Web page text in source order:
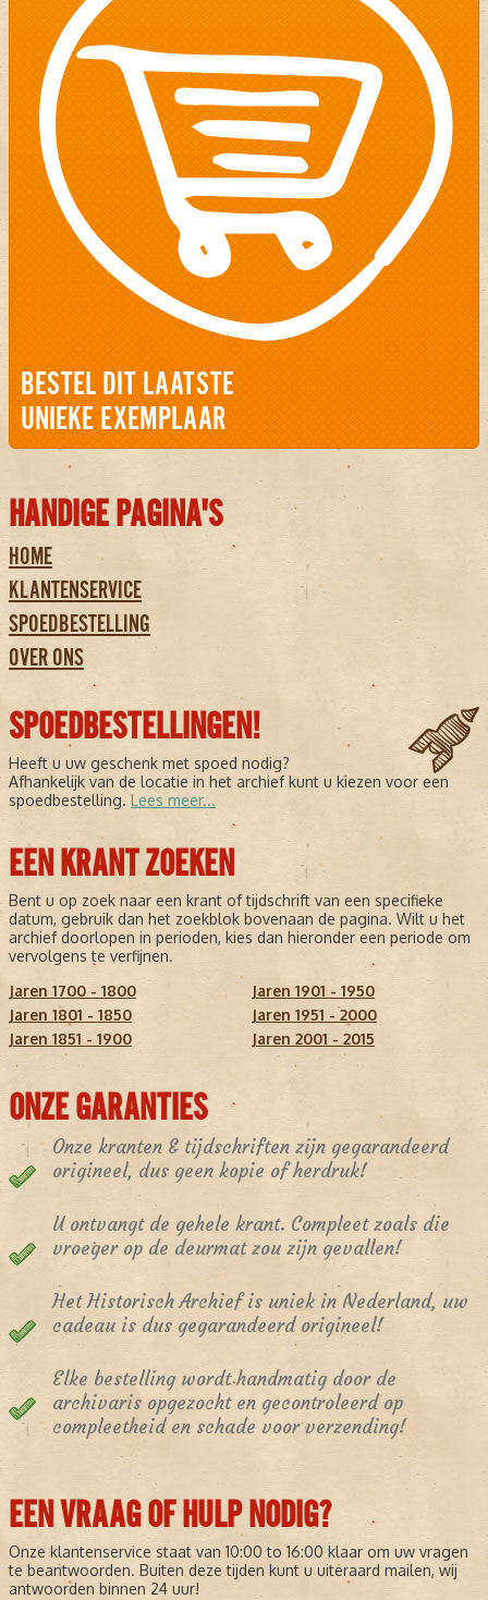
BESTEL DIT LAATSTE
UNIEKE EXEMPLAAR
HANDIGE PAGINA'S
HOME
KLANTENSERVICE
SPOEDBESTELLING
OVER ONS
SPOEDBESTELLINGEN!
Heeft u uw geschenk met spoed nodig?
Afhankelijk van de locatie in het archief kunt u kiezen voor een
spoedbestelling. Lees meer...
EEN KRANT ZOEKEN
Bent u op zoek naar een krant of tijdschrift van een specifieke
datum, gebruik dan het zoekblok bovenaan de pagina. Wilt u het
archief doorlopen in perioden, kies dan hieronder een periode om
vervolgens te verfijnen.
Jaren 1700 - 1800
Jaren 1801 - 1850
Jaren 1851 - 1900
Jaren 1901 - 1950
Jaren 1951 - 2000
Jaren 2001 - 2015
ONZE GARANTIES
Onze kranten & tijdschriften zijn gegarandeerd
origineel, dus geen kopie of herdruk!
U ontvangt de gehele krant. Compleet zoals die
vroeger op de deurmat zou zijn gevallen!
Het Historisch Archief is uniek in Nederland, uw
cadeau is dus gegarandeerd origineel!
Elke bestelling wordt handmatig door de
archivaris opgezocht en gecontroleerd op
compleetheid en schade voor verzending!
EEN VRAAG OF HULP NODIG?
Onze klantenservice staat van 10:00 to 16:00 klaar om uw vragen
te beantwoorden. Buiten deze tijden kunt u uiteraard mailen, wij
antwoorden binnen 24 uur!